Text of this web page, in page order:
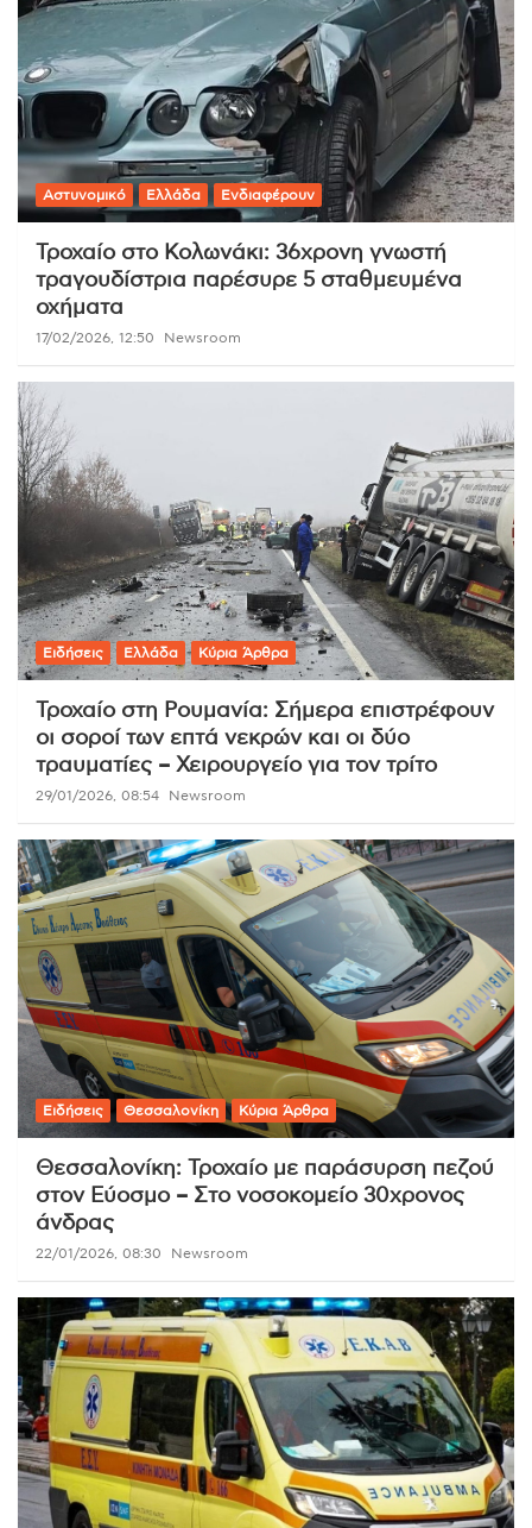
Αστυνομικό Ελλάδα Ενδιαφέρουν
Τροχαίο στο Κολωνάκι: 36χρονη γνωστή
τραγουδίστρια παρέσυρε 5 σταθμευμένα
οχήματα
17/02/2026, 12:50 Newsroom
Ειδήσεις Ελλάδα Κύρια Άρθρα
Τροχαίο στη Ρουμανία: Σήμερα επιστρέφουν
οι σοροί των επτά νεκρών και οι δύο
τραυματίες – Χειρουργείο για τον τρίτο
29/01/2026, 08:54 Newsroom
Ειδήσεις Θεσσαλονίκη Κύρια Άρθρα
Θεσσαλονίκη: Τροχαίο με παράσυρση πεζού
στον Εύοσμο – Στο νοσοκομείο 30χρονος
άνδρας
22/01/2026, 08:30 Newsroom